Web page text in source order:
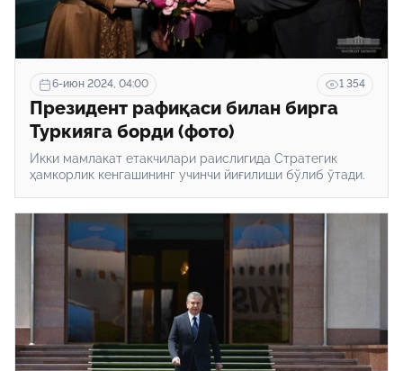
6-июн 2024, 04:00 1 354
Президент рафиқаси билан бирга
Туркияга борди (фото)
Икки мамлакат етакчилари раислигида Стратегик
ҳамкорлик кенгашининг учинчи йиғилиши бўлиб ўтади.